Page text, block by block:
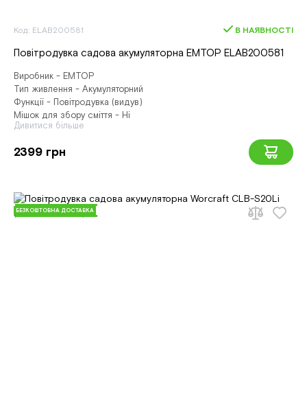
Код: ELAB200581 В НАЯВНОСТІ
Повітродувка садова акумуляторна EMTOP ELAB200581
Виробник - EMTOP
Тип живлення - Акумуляторний
Функції - Повітродувка (видув)
Мішок для збору сміття - Ні
Дивитися більше
2399 грн
БЕЗКОШТОВНА ДОСТАВКА